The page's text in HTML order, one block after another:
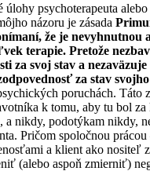
úlohy psychoterapeuta
názoru je zásada
že je nevyhnutnou
terapie. Pretože
za svoj stav a
za stav
poruchách. Táto
k tomu, aby tu bol za
a nikdy, podotýkam nikdy,
Pričom spoločnou
a klient ako nositeľ
(alebo aspoň zmierniť)